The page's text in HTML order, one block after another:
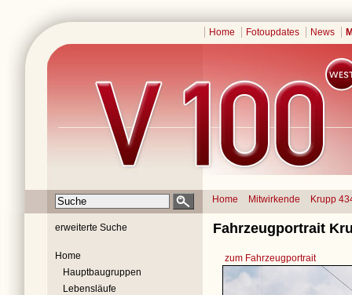
Home Fotoupdates News
Home Mitwirkende Krupp
erweiterte Suche
Home
Hauptbaugruppen
Lebensläufe
Fahrzeugportrait
zum Fahrzeugportrait